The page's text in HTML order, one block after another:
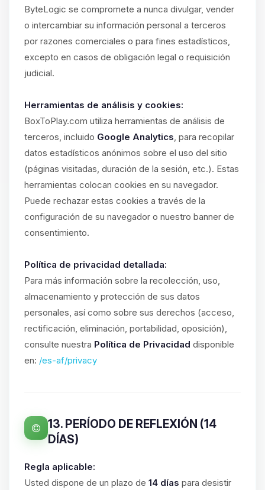
ByteLogic se compromete a nunca divulgar, vender
o intercambiar su información personal a terceros
por razones comerciales o para fines estadísticos,
excepto en casos de obligación legal o requisición
judicial.
Herramientas de análisis y cookies:
BoxToPlay.com utiliza herramientas de análisis de
terceros, incluido Google Analytics, para recopilar
datos estadísticos anónimos sobre el uso del sitio
(páginas visitadas, duración de la sesión, etc.). Estas
herramientas colocan cookies en su navegador.
Puede rechazar estas cookies a través de la
configuración de su navegador o nuestro banner de
consentimiento.
Política de privacidad detallada:
Para más información sobre la recolección, uso,
almacenamiento y protección de sus datos
personales, así como sobre sus derechos (acceso,
rectificación, eliminación, portabilidad, oposición),
consulte nuestra Política de Privacidad disponible
en: /es-af/privacy
13. PERÍODO DE REFLEXIÓN (14
DÍAS)
Regla aplicable:
Usted dispone de un plazo de 14 días para desistir